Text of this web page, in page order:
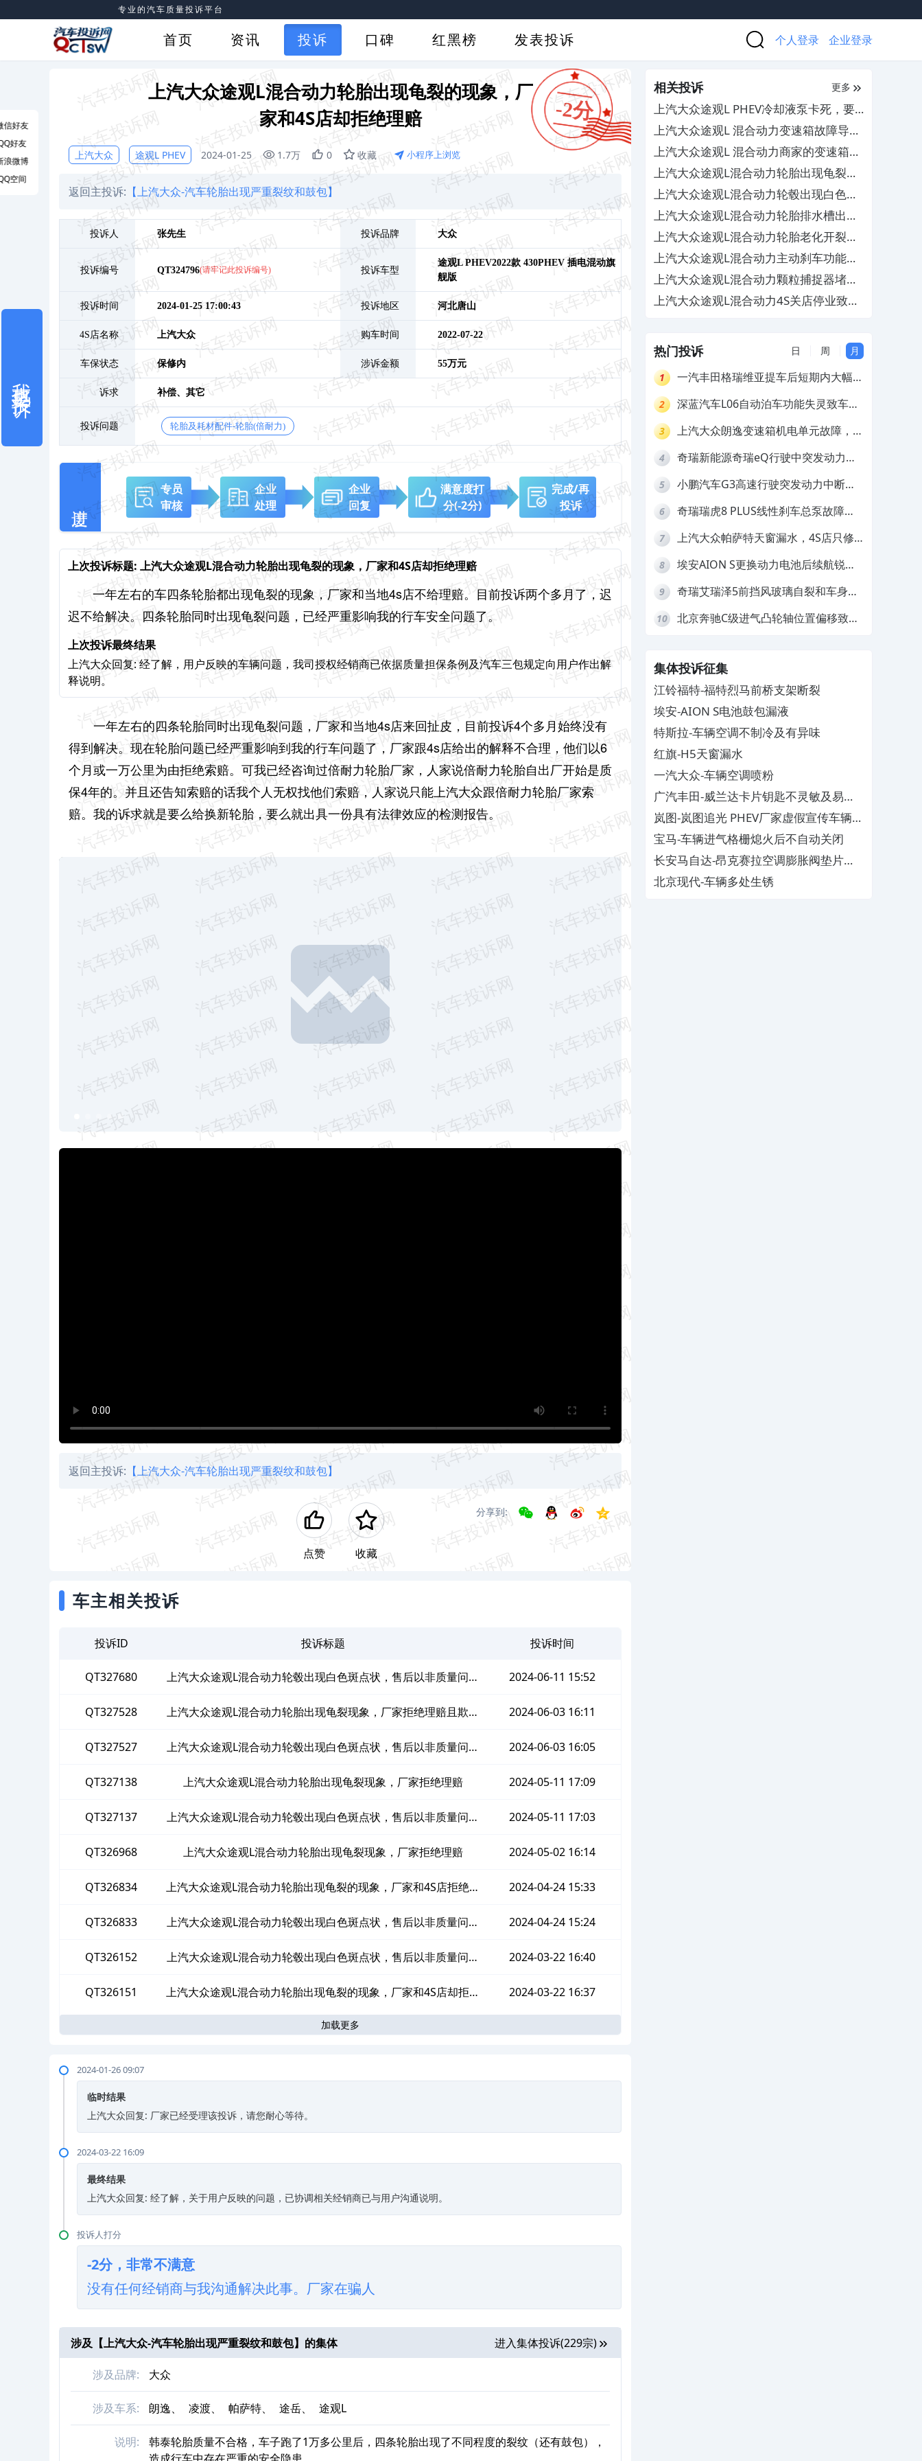
专业的汽车质量投诉平台
首页 资讯 投诉 口碑 红黑榜 发表投诉 个人登录 企业登录
-2分
上汽大众途观L混合动力轮胎出现龟裂的现象，厂
家和4S店却拒绝理赔
上汽大众 途观L PHEV 2024-01-25 1.7万 0 收藏 小程序上浏览
返回主投诉: 【上汽大众-汽车轮胎出现严重裂纹和鼓包】
投诉人 张先生 投诉品牌 大众
投诉编号 QT324796(请牢记此投诉编号) 投诉车型
途观L PHEV2022款 430PHEV 插电混动旗
舰版
投诉时间 2024-01-25 17:00:43 投诉地区 河北唐山
4S店名称 上汽大众 购车时间 2022-07-22
车保状态 保修内 涉诉金额 55万元
诉求 补偿、 其它
投诉问题 轮胎及耗材配件-轮胎(倍耐力)
专员
审核
企业
处理
企业
回复
满意度打
分(-2分)
完成/再
投诉
上次投诉标题: 上汽大众途观L混合动力轮胎出现龟裂的现象，厂家和4S店却拒绝理赔
一年左右的车四条轮胎都出现龟裂的现象，厂家和当地4s店不给理赔。目前投诉两个多月了，迟
迟不给解决。四条轮胎同时出现龟裂问题，已经严重影响我的行车安全问题了。
上次投诉最终结果
上汽大众回复: 经了解，用户反映的车辆问题，我司授权经销商已依据质量担保条例及汽车三包规定向用户作出解
释说明。
一年左右的四条轮胎同时出现龟裂问题，厂家和当地4s店来回扯皮，目前投诉4个多月始终没有
得到解决。现在轮胎问题已经严重影响到我的行车问题了，厂家跟4s店给出的解释不合理，他们以6
个月或一万公里为由拒绝索赔。可我已经咨询过倍耐力轮胎厂家，人家说倍耐力轮胎自出厂开始是质
保4年的。并且还告知索赔的话我个人无权找他们索赔，人家说只能上汽大众跟倍耐力轮胎厂家索
赔。我的诉求就是要么给换新轮胎，要么就出具一份具有法律效应的检测报告。
返回主投诉: 【上汽大众-汽车轮胎出现严重裂纹和鼓包】
点赞 收藏
分享到:
车主相关投诉
投诉ID 投诉标题 投诉时间
QT327680 上汽大众途观L混合动力轮毂出现白色斑点状，售后以非质量问题
为由不予处理
2024-06-11 15:52
QT327528 上汽大众途观L混合动力轮胎出现龟裂现象，厂家拒绝理赔且欺骗
消费者
2024-06-03 16:11
QT327527 上汽大众途观L混合动力轮毂出现白色斑点状，售后以非质量问题
为由不予处理
2024-06-03 16:05
QT327138 上汽大众途观L混合动力轮胎出现龟裂现象，厂家拒绝理赔 2024-05-11 17:09
QT327137 上汽大众途观L混合动力轮毂出现白色斑点状，售后以非质量问题
为由不予处理
2024-05-11 17:03
QT326968 上汽大众途观L混合动力轮胎出现龟裂现象，厂家拒绝理赔 2024-05-02 16:14
QT326834 上汽大众途观L混合动力轮胎出现龟裂的现象，厂家和4S店拒绝理
赔
2024-04-24 15:33
QT326833 上汽大众途观L混合动力轮毂出现白色斑点状，售后以非质量问题
为由不予处理
2024-04-24 15:24
QT326152 上汽大众途观L混合动力轮毂出现白色斑点状，售后以非质量问题
为由不予处理
2024-03-22 16:40
QT326151 上汽大众途观L混合动力轮胎出现龟裂的现象，厂家和4S店却拒绝
理赔
2024-03-22 16:37
加载更多
2024-01-26 09:07
临时结果
上汽大众回复: 厂家已经受理该投诉，请您耐心等待。
2024-03-22 16:09
最终结果
上汽大众回复: 经了解，关于用户反映的问题，已协调相关经销商已与用户沟通说明。
投诉人打分
-2分，非常不满意
没有任何经销商与我沟通解决此事。厂家在骗人
涉及【上汽大众-汽车轮胎出现严重裂纹和鼓包】的集体 进入集体投诉(229宗)
涉及品牌: 大众
涉及车系: 朗逸、 凌渡、 帕萨特、 途岳、 途观L
说明:
韩泰轮胎质量不合格，车子跑了1万多公里后，四条轮胎出现了不同程度的裂纹（还有鼓包），
相关投诉 更多
上汽大众途观L PHEV冷却液泵卡死，要
求厂家积极处理
上汽大众途观L 混合动力变速箱故障导致
车辆趴窝，4S店拖延维修
上汽大众途观L 混合动力商家的变速箱换
油活动暗藏猫腻，疑似欺诈消费者
上汽大众途观L混合动力轮胎出现龟裂现
象，厂家拒绝理赔
上汽大众途观L混合动力轮毂出现白色斑
点状，售后以非质量问题为由不予处理
上汽大众途观L混合动力轮胎排水槽出现
龟裂的现象，4S店以过保为由拒绝理赔
上汽大众途观L混合动力轮胎老化开裂导
致漏气，厂商却拒绝理赔
上汽大众途观L混合动力主动刹车功能频
繁介入且无法关闭，4S店以正常为由不
予维修
上汽大众途观L混合动力颗粒捕捉器堵塞
和acc频繁出现故障，厂家和4S店却相互
上汽大众途观L混合动力4S关店停业致保
热门投诉 日 周 月
1
一汽丰田格瑞维亚提车后短期内大幅降
2
深蓝汽车L06自动泊车功能失灵致车辆
3
上汽大众朗逸变速箱机电单元故障，厂
4
奇瑞新能源奇瑞eQ行驶中突发动力受
拒绝三电质保
5
小鹏汽车G3高速行驶突发动力中断，
6
奇瑞瑞虎8 PLUS线性刹车总泵故障，
7
上汽大众帕萨特天窗漏水，4S店只修
8
埃安AION S更换动力电池后续航锐
9
奇瑞艾瑞泽5前挡风玻璃自裂和车身多
10
北京奔驰C级进气凸轮轴位置偏移致发
集体投诉征集
江铃福特-福特烈马前桥支架断裂
埃安-AION S电池鼓包漏液
特斯拉-车辆空调不制冷及有异味
红旗-H5天窗漏水
一汽大众-车辆空调喷粉
广汽丰田-威兰达卡片钥匙不灵敏及易消
磁
岚图-岚图追光 PHEV厂家虚假宣传车辆配
置与功能
宝马-车辆进气格栅熄火后不自动关闭
长安马自达-昂克赛拉空调膨胀阀垫片生
锈
北京现代-车辆多处生锈
信好友
好友
浪微博
空间